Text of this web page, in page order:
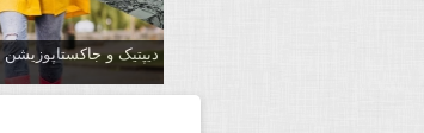
دیپتیک و